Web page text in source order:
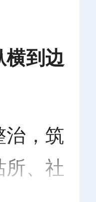
横到边
治，筑
所、社